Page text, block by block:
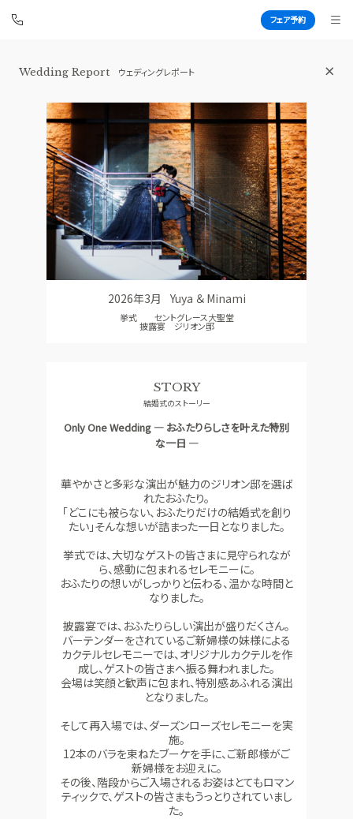
フェア予約
青山セントグレース大聖堂
TOP
トップ
BRIDAL FAIR
ブライダルフェア
FAIR CAMPAIGN
フェアキャンペーンのご案内
WEDDING REPORT
体験者レポート
PHOTO GALLERY
フォトギャラリー
PLAN
プラン
CEREMONY PARTY
披露宴会場
SMALL WEDDING ACCESS
QA
SUPPORT
資料請求 お問い合わせ フェア予約
Wedding Report ウェディングレポート
2026年3月 Yuya ＆ Minami
挙式 セントグレース大聖堂
披露宴 ジリオン邸
STORY
結婚式のストーリー
Only One Wedding ― おふたりらしさを叶えた特別
な一日 ―
華やかさと多彩な演出が魅力のジリオン邸を選ば
れたおふたり。
「どこにも被らない、おふたりだけの結婚式を創り
たい」そんな想いが詰まった一日となりました。
挙式では、大切なゲストの皆さまに見守られなが
ら、感動に包まれるセレモニーに。
おふたりの想いがしっかりと伝わる、温かな時間と
なりました。
披露宴では、おふたりらしい演出が盛りだくさん。
バーテンダーをされているご新婦様の妹様による
カクテルセレモニーでは、オリジナルカクテルを作
成し、ゲストの皆さまへ振る舞われました。
会場は笑顔と歓声に包まれ、特別感あふれる演出
となりました。
そして再入場では、ダーズンローズセレモニーを実
施。
12本のバラを束ねたブーケを手に、ご新郎様がご
新婦様をお迎えに。
その後、階段からご入場されるお姿はとてもロマン
ティックで、ゲストの皆さまもうっとりされていまし
た。